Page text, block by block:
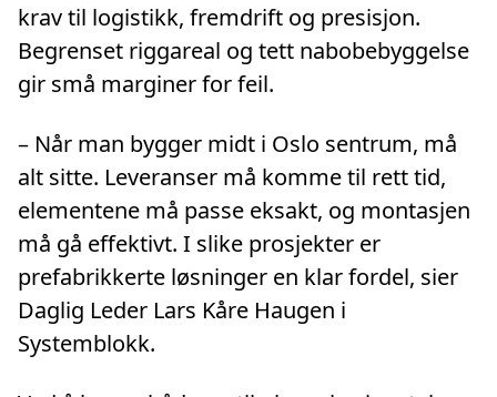
krav til logistikk, fremdrift og presisjon.
Begrenset riggareal og tett nabobebyggelse
gir små marginer for feil.
– Når man bygger midt i Oslo sentrum, må
alt sitte. Leveranser må komme til rett tid,
elementene må passe eksakt, og montasjen
må gå effektivt. I slike prosjekter er
prefabrikkerte løsninger en klar fordel, sier
Daglig Leder Lars Kåre Haugen i
Systemblokk.